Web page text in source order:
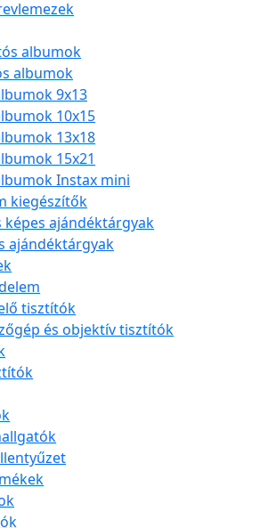
albumok
albumok
9x13
10x15
13x18
15x21
Instax mini
kiegészítők
képes ajándéktárgyak
ajándéktárgyak
tisztítók
és objektív tisztítók